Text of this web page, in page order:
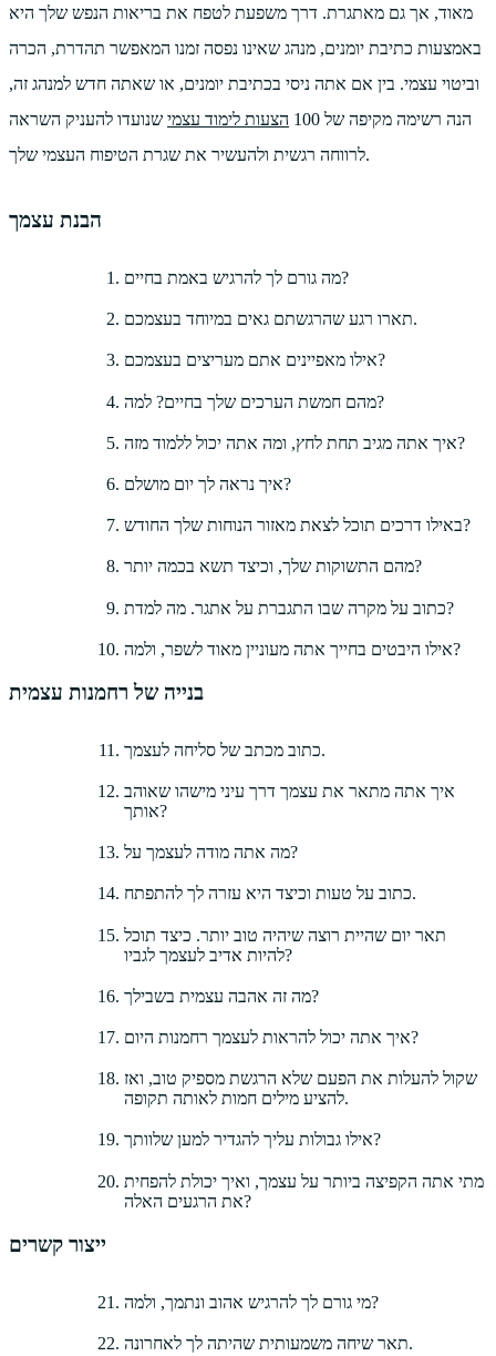
מאוד, אך גם מאתגרת. דרך משפעת לטפח את בריאות הנפש שלך היא
באמצעות כתיבת יומנים, מנהג שאינו נפסה זמנו המאפשר תהדרת, הכרה
וביטוי עצמי. בין אם אתה ניסי בכתיבת יומנים, או שאתה חדש למנהג זה,
הנה רשימה מקיפה של 100
הצעות לימוד עצמי שנועדו להעניק השראה
לרווחה רגשית ולהעשיר את שגרת הטיפוח העצמי שלך.
הבנת עצמך
מה גורם לך להרגיש באמת בחיים?
תארו רגע שהרגשתם גאים במיוחד בעצמכם.
אילו מאפיינים אתם מעריצים בעצמכם?
מהם חמשת הערכים שלך בחיים? למה?
איך אתה מגיב תחת לחץ, ומה אתה יכול ללמוד מזה?
איך נראה לך יום מושלם?
באילו דרכים תוכל לצאת מאזור הנוחות שלך החודש?
מהם התשוקות שלך, וכיצד תשא בכמה יותר?
כתוב על מקרה שבו התגברת על אתגר. מה למדת?
אילו היבטים בחייך אתה מעוניין מאוד לשפר, ולמה?
בנייה של רחמנות עצמית
כתוב מכתב של סליחה לעצמך.
איך אתה מתאר את עצמך דרך עיני מישהו שאוהב
אותך?
מה אתה מודה לעצמך על?
כתוב על טעות וכיצד היא עזרה לך להתפתח.
תאר יום שהיית רוצה שיהיה טוב יותר. כיצד תוכל
להיות אדיב לעצמך לגביו?
מה זה אהבה עצמית בשבילך?
איך אתה יכול להראות לעצמך רחמנות היום?
שקול להעלות את הפעם שלא הרגשת מספיק טוב, ואז
להציע מילים חמות לאותה תקופה.
אילו גבולות עליך להגדיר למען שלוותך?
מתי אתה הקפיצה ביותר על עצמך, ואיך יכולת להפחית
את הרגעים האלה?
ייצור קשרים
מי גורם לך להרגיש אהוב ונתמך, ולמה?
תאר שיחה משמעותית שהיתה לך לאחרונה.